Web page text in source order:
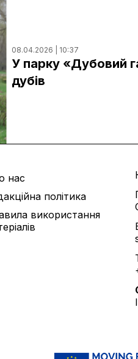
08.04.2026 | 10:37
У парку «Дубовий
дубів
нас
політика
використання